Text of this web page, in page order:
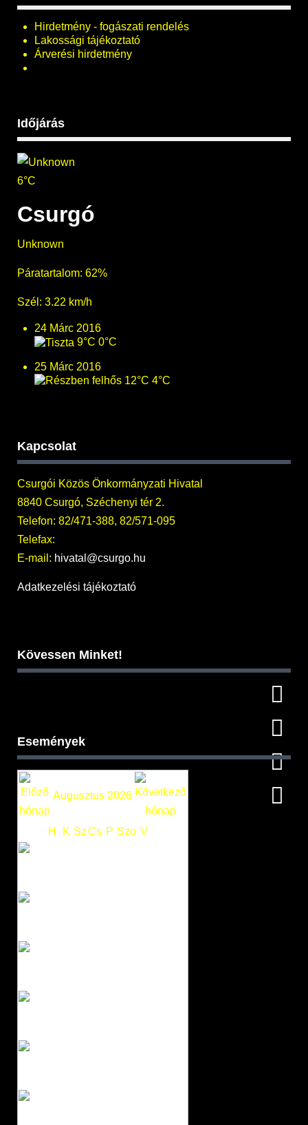
Hirdetmény - fogászati rendelés
Lakossági tájékoztató
Árverési hirdetmény
Időjárás
6°C
Csurgó
Unknown
Páratartalom: 62%
Szél: 3.22 km/h
24 Márc 2016
9°C 0°C
25 Márc 2016
12°C 4°C
Kapcsolat
Csurgói Közös Önkormányzati Hivatal
8840 Csurgó, Széchenyi tér 2.
Telefon: 82/471-388, 82/571-095
Telefax:
E-mail: hivatal@csurgo.hu
Adatkezelési tájékoztató
Kövessen Minket!
Események
Augusztus 2026
H K SzCs P Szo V